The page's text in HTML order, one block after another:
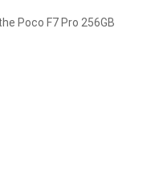
Poco F7 Pro 256GB